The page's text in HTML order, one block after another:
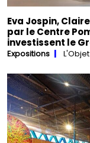
Eva Jospin,
par le Centre
investissent le
Expositions